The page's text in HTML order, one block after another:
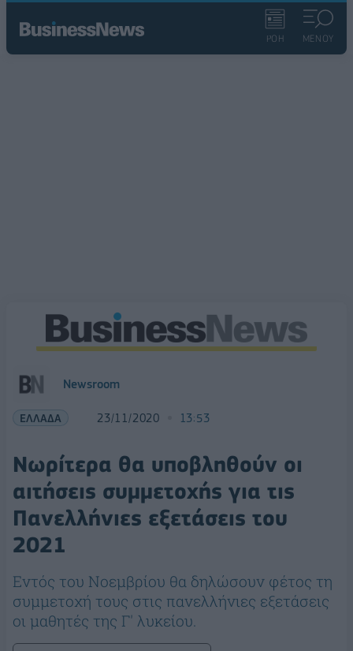
ΡΟΗ ΜΕΝΟΥ
Newsroom
ΕΛΛΑΔΑ 23/11/2020 13:53
Νωρίτερα θα υποβληθούν οι
αιτήσεις συμμετοχής για τις
Πανελλήνιες εξετάσεις του
2021
Εντός του Νοεμβρίου θα δηλώσουν φέτος τη
συμμετοχή τους στις πανελλήνιες εξετάσεις
οι μαθητές της Γ' λυκείου.